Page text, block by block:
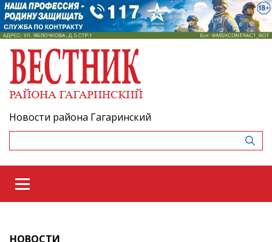
Новости района Гагаринский
НОВОСТИ